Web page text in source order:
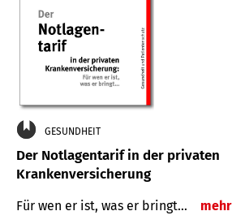
GESUNDHEIT
Der Notlagentarif in der privaten
Krankenversicherung
Für wen er ist, was er bringt… mehr